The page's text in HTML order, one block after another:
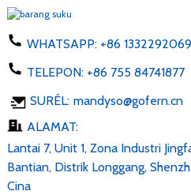
WHATSAPP: +86
TELEPON: +86 755 84741877
SURÉL: mandyso@gofern.cn
ALAMAT:
Lantai 7, Unit 1, Zona Industri
Bantian, Distrik Longgang,
Cina